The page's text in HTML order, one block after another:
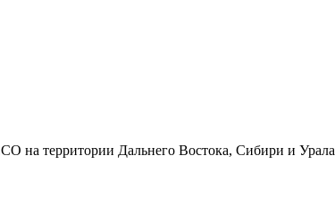
на территории Дальнего Востока, Сибири и Урала